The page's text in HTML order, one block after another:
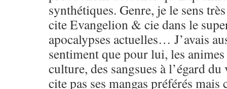
synthétiques. Genre, je le sens
cite Evangelion & cie dans le
apocalypses actuelles… J’avais
sentiment que pour lui, les
culture, des sangsues à l’égard
cite pas ses mangas préférés